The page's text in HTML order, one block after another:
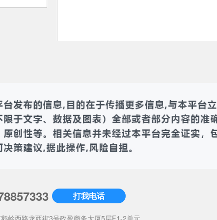
打我电话
岭西路龙西街3号政盈商务大厦5层F1-2单元